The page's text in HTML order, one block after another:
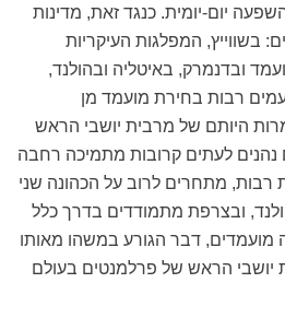
יום-יומית. כנגד זאת, מדינות
בשווייץ, המפלגות העיקריות
ובדנמרק, באיטליה ובהולנד,
רבות בחירת מועמד מן
למרות היותם של מרבית יושבי הראש
לעתים קרובות מתמיכה רחבה
רבות, מתחרים לרוב על הכהונה שני
ובצרפת מתמודדים בדרך כלל
מועמדים, דבר הגורע במשהו מאותו
יושבי הראש של פרלמנטים בעולם